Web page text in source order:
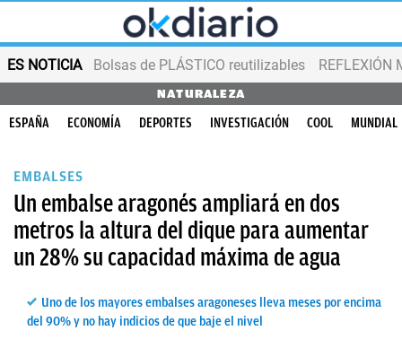
ES NOTICIA Bolsas de PLÁSTICO reutilizables REFLEXIÓN
NATURALEZA
ESPAÑA ECONOMÍA DEPORTES INVESTIGACIÓN COOL MUNDIAL
EMBALSES
Un embalse aragonés ampliará en dos
metros la altura del dique para aumentar
un 28% su capacidad máxima de agua
Uno de los mayores embalses aragoneses lleva meses por encima
del 90% y no hay indicios de que baje el nivel